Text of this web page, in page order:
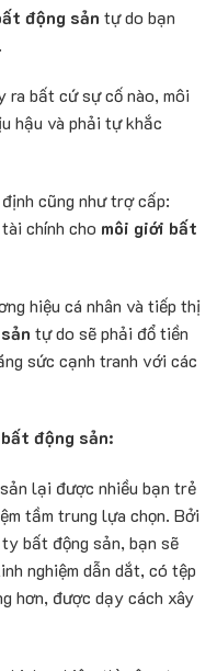
động sản tự do bạn
ra bất cứ sự cố nào, môi
hậu và phải tự khắc
cũng như trợ cấp:
chính cho môi giới bất
hiệu cá nhân và tiếp thị
tự do sẽ phải đổ tiền
sức cạnh tranh với các
động sản:
lại được nhiều bạn trẻ
tầm trung lựa chọn. Bởi
bất động sản, bạn sẽ
nghiệm dẫn dắt, có tệp
hơn, được dạy cách xây